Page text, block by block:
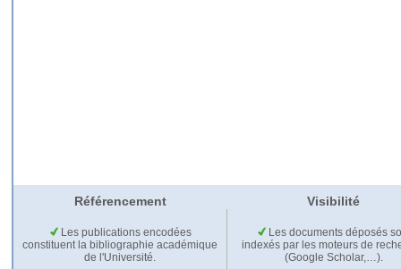
Référencement Visibilité
Les publications encodées
constituent la bibliographie académique
de l'Université.
Les documents déposés
indexés par les moteurs de
(Google Scholar,…).